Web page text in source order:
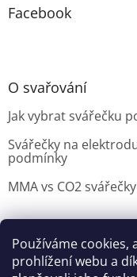
Používáme
prohlížení webu a
Facebook
O svařování
Jak vybrat svářečku
Svářečky na
podmínky
MMA vs CO2 svářečky
Možnosti